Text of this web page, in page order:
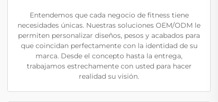
Entendemos que cada negocio de fitness tiene
necesidades únicas. Nuestras soluciones OEM/ODM le
permiten personalizar diseños, pesos y acabados para
que coincidan perfectamente con la identidad de su
marca. Desde el concepto hasta la entrega,
trabajamos estrechamente con usted para hacer
realidad su visión.